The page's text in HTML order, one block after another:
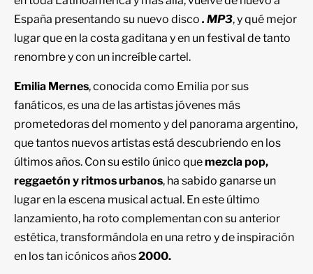
España presentando su nuevo disco . MP3, y qué mejor
lugar que en la costa gaditana y en un festival de tanto
renombre y con un increíble cartel.
Emilia Mernes, conocida como Emilia por sus
fanáticos, es una de las artistas jóvenes más
prometedoras del momento y del panorama argentino,
que tantos nuevos artistas está descubriendo en los
últimos años. Con su estilo único quemezcla pop,
reggaetón y ritmos urbanos, ha sabido ganarse un
lugar en la escena musical actual. En este último
lanzamiento, ha roto complementan con su anterior
estética, transformándola en una retro y de inspiración
en los tan icónicos años2000.